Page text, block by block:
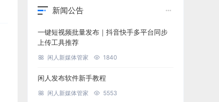
新闻公告
一键短视频批量发布｜抖音快手多平台同步
上传工具推荐
闲人新媒体管家 1840
闲人发布软件新手教程
闲人新媒体管家 5553